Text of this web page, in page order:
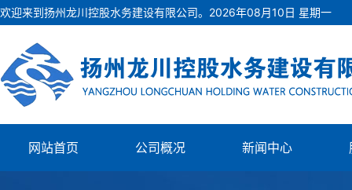
欢迎来到扬州龙川控股水务建设有限公司。 2026年08月10日 星期一
网站首页 公司概况 新闻中心